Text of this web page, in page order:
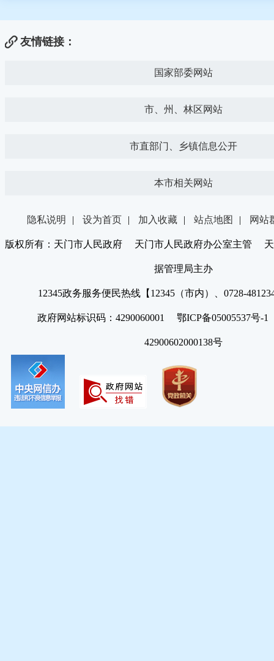
友情链接：
国家部委网站
市、州、林区网站
市直部门、乡镇信息公开
本市相关网站
隐私说明 | 设为首页 | 加入收藏 | 站点地图 | 网站
版权所有：天门市人民政府 天门市人民政府办公室主管 天
据管理局主办
12345政务服务便民热线【12345（市内）、0728-
政府网站标识码：4290060001 鄂ICP备05005537号
42900602000138号